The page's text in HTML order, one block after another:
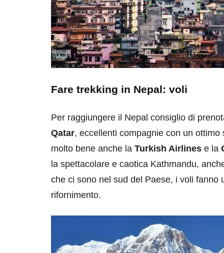
Fare trekking in Nepal: voli
Per raggiungere il Nepal consiglio di
Qatar, eccellenti compagnie con un
molto bene anche la Turkish Airlines e la
la spettacolare e caotica Kathmandu,
che ci sono nel sud del Paese, i voli fanno
rifornimento.